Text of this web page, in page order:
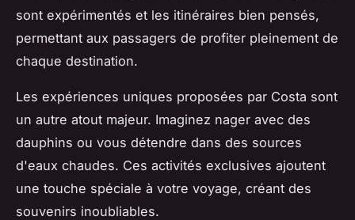
sont expérimentés et les itinéraires bien pensés,
permettant aux passagers de profiter pleinement de
chaque destination.
Les expériences uniques proposées par Costa sont
un autre atout majeur. Imaginez nager avec des
dauphins ou vous détendre dans des sources
d'eaux chaudes. Ces activités exclusives ajoutent
une touche spéciale à votre voyage, créant des
souvenirs inoubliables.